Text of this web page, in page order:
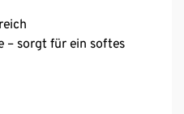
– sorgt für ein softes
bei kalten
heißen Temperaturen